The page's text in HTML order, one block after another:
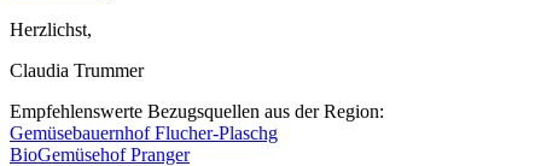
Herzlichst,
Claudia Trummer
Empfehlenswerte Bezugsquellen aus der Region:
Gemüsebauernhof Flucher-Plaschg
BioGemüsehof Pranger